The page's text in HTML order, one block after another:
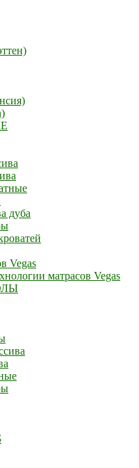
дуба
Vegas
матрасов Vegas